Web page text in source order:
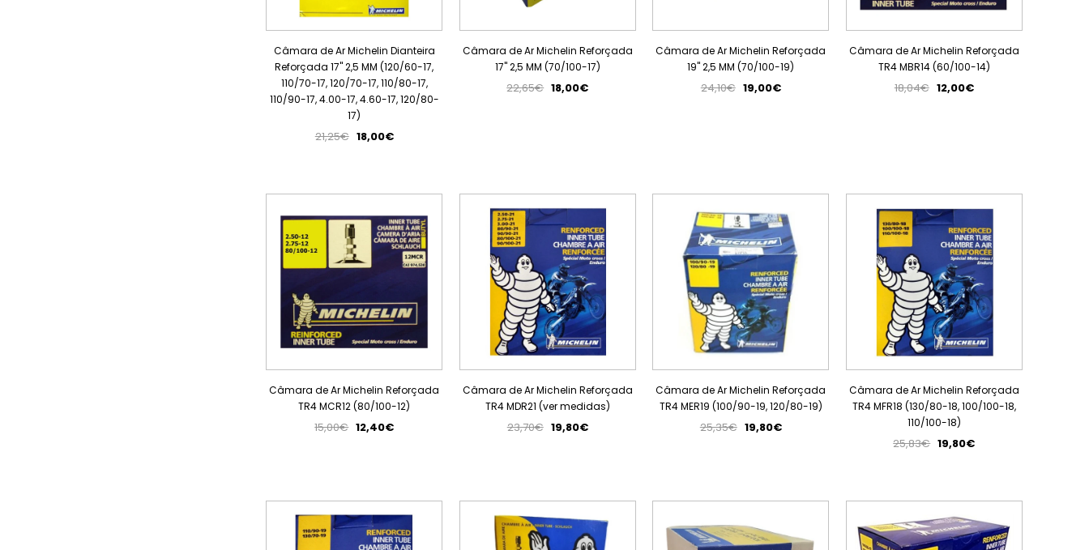
Câmara de Ar Michelin Dianteira
Reforçada 17" 2,5 MM (120/60-17,
110/70-17, 120/70-17, 110/80-17,
110/90-17, 4.00-17, 4.60-17, 120/80-
17)
21,25€ 18,00€
Câmara de Ar Michelin Reforçada
17" 2,5 MM (70/100-17)
22,65€ 18,00€
Câmara de Ar Michelin Reforçada
19" 2,5 MM (70/100-19)
24,10€ 19,00€
Câmara de Ar Michelin Reforçada
TR4 MBR14 (60/100-14)
18,04€ 12,00€
Câmara de Ar Michelin Reforçada
TR4 MCR12 (80/100-12)
15,00€ 12,40€
Câmara de Ar Michelin Reforçada
TR4 MDR21 (ver medidas)
23,70€ 19,80€
Câmara de Ar Michelin Reforçada
TR4 MER19 (100/90-19, 120/80-19)
25,35€ 19,80€
Câmara de Ar Michelin Reforçada
TR4 MFR18 (130/80-18, 100/100-18,
110/100-18)
25,83€ 19,80€